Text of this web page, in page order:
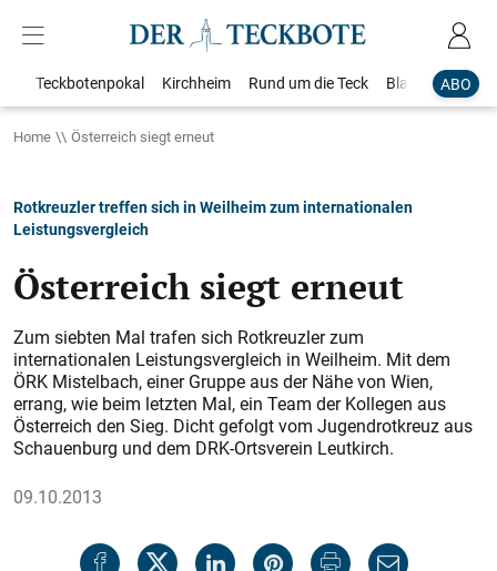
ABO
Teckbotenpokal Kirchheim Rund um die Teck Blaulicht
Home Österreich siegt erneut
Rotkreuzler treffen sich in Weilheim zum internationalen
Leistungsvergleich
Österreich siegt erneut
Zum siebten Mal trafen sich Rotkreuzler zum
internationalen Leistungsvergleich in Weilheim. Mit dem
ÖRK Mistelbach, einer Gruppe aus der Nähe von Wien,
errang, wie beim letzten Mal, ein Team der Kollegen aus
Österreich den Sieg. Dicht ­gefolgt vom Jugendrotkreuz aus
Schauenburg und dem ­DRK-Ortsverein Leutkirch.
09.10.2013